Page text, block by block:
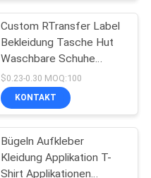
Custom RTransfer Label
Bekleidung Tasche Hut
Waschbare Schuhe
Wärmeübertragungsetikett
mit unterschiedlicher
Farbe elektroplatiert
$0.23-0.30 MOQ:100
KONTAKT
Bügeln Aufkleber
Kleidung Applikation T-
Shirt Applikationen